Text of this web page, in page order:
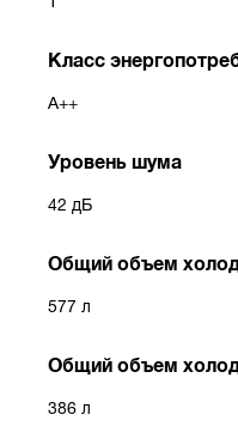
Класс
A++
Уровень шума
42 дБ
Общий объем
577 л
Общий объем
386 л